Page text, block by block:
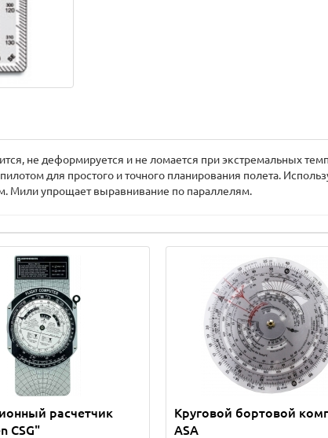
не деформируется и не ломается при экстремальных
для простого и точного планирования полета.
Мили упрощает выравнивание по параллелям.
расчетчик
CSG"
Круговой бортовой
ASA